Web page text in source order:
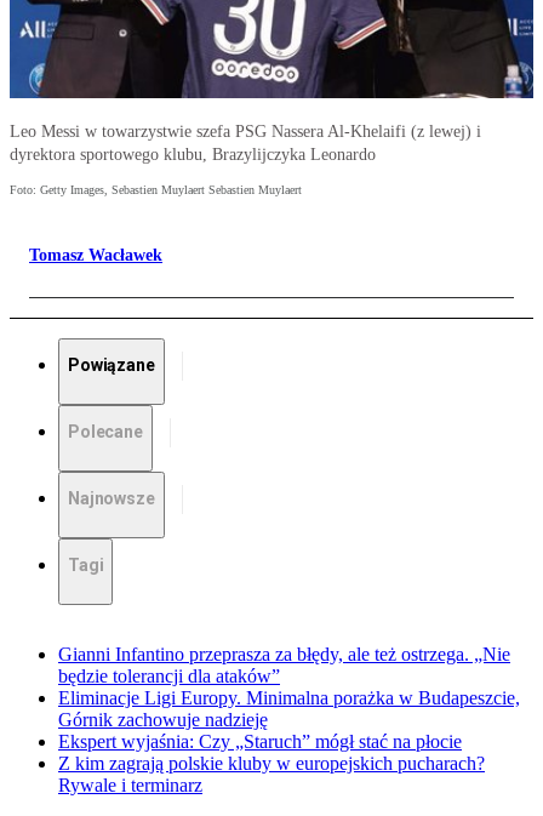
Leo Messi w towarzystwie szefa PSG Nassera Al-Khelaifi (z lewej) i
dyrektora sportowego klubu, Brazylijczyka Leonardo
Foto: Getty Images, Sebastien Muylaert Sebastien Muylaert
Tomasz Wacławek
Powiązane
Polecane
Najnowsze
Tagi
Gianni Infantino przeprasza za błędy, ale też ostrzega. „Nie
będzie tolerancji dla ataków”
Eliminacje Ligi Europy. Minimalna porażka w Budapeszcie,
Górnik zachowuje nadzieję
Ekspert wyjaśnia: Czy „Staruch” mógł stać na płocie
Z kim zagrają polskie kluby w europejskich pucharach?
Rywale i terminarz